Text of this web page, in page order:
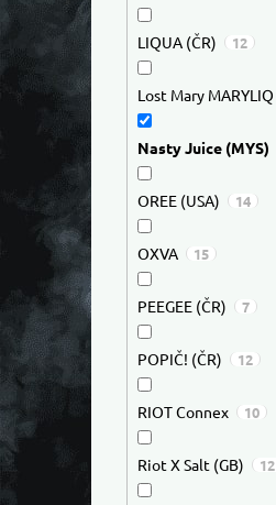
LIQUA (ČR) 12
Lost Mary MARYLIQ
Nasty Juice (MYS)
OREE (USA) 14
OXVA 15
PEEGEE (ČR) 7
POPIČ! (ČR) 12
RIOT Connex 10
Riot X Salt (GB) 12